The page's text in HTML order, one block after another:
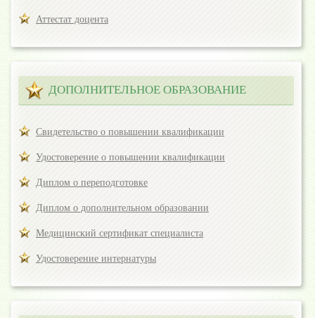
Аттестат доцента
ДОПОЛНИТЕЛЬНОЕ ОБРАЗОВАНИЕ
Свидетельство о повышении квалификации
Удостоверение о повышении квалификации
Диплом о переподготовке
Диплом о дополнительном образовании
Медицинский сертификат специалиста
Удостоверение интернатуры